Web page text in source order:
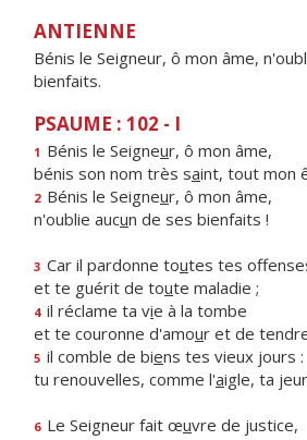
ANTIENNE
Bénis le Seigneur, ô mon âme,
bienfaits.
PSAUME : 102 - I
1 Bénis le Seigneur, ô mon âme,
bénis son nom très saint, tout mon
2 Bénis le Seigneur, ô mon âme,
n'oublie aucun de ses bienfaits !
3 Car il pardonne toutes tes
et te guérit de toute maladie ;
4 il réclame ta vie à la tombe
et te couronne d'amour et de
5 il comble de biens tes vieux jours :
tu renouvelles, comme l'aigle, ta
6 Le Seigneur fait œuvre de justice,